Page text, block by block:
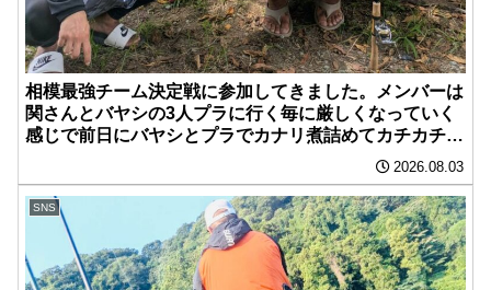
相模最強チーム決定戦に参加してきました。メンバーは
関さんとバヤシの3人プラに行く毎に厳しくなっていく
感じで前日にバヤシとプラでカナリ煮詰めてカチカチプ
2026.08.03
SNS